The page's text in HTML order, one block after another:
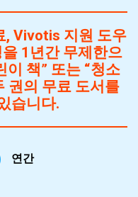
, Vivotis 지원 도우
1년간 무제한으
이 책” 또는 “청소
권의 무료 도서를
습니다.
연간